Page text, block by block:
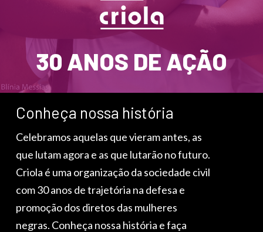
30 ANOS DE AÇÃO
Conheça nossa história
Celebramos aquelas que vieram antes, as
que lutam agora e as que lutarão no futuro.
Criola é uma organização da sociedade civil
com 30 anos de trajetória na defesa e
promoção dos diretos das mulheres
negras. Conheça nossa história e faça